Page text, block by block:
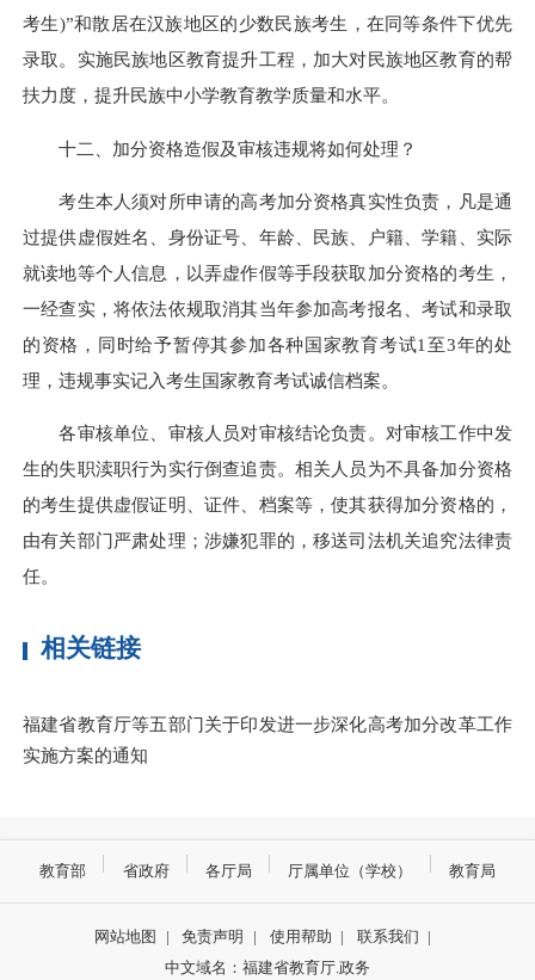
考生)”和散居在汉族地区的少数民族考生，在同等条件下优先
录取。实施民族地区教育提升工程，加大对民族地区教育的帮
扶力度，提升民族中小学教育教学质量和水平。
十二、加分资格造假及审核违规将如何处理？
考生本人须对所申请的高考加分资格真实性负责，凡是通
过提供虚假姓名、身份证号、年龄、民族、户籍、学籍、实际
就读地等个人信息，以弄虚作假等手段获取加分资格的考生，
一经查实，将依法依规取消其当年参加高考报名、考试和录取
的资格，同时给予暂停其参加各种国家教育考试1至3年的处
理，违规事实记入考生国家教育考试诚信档案。
各审核单位、审核人员对审核结论负责。对审核工作中发
生的失职渎职行为实行倒查追责。相关人员为不具备加分资格
的考生提供虚假证明、证件、档案等，使其获得加分资格的，
由有关部门严肃处理；涉嫌犯罪的，移送司法机关追究法律责
任。
相关链接
福建省教育厅等五部门关于印发进一步深化高考加分改革工作
实施方案的通知
教育部 省政府 各厅局 厅属单位（学校） 教育局
网站地图 | 免责声明 | 使用帮助 | 联系我们 |
中文域名：福建省教育厅.政务